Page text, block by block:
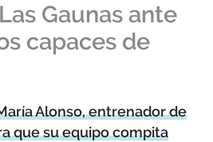
Gaunas ante
capaces de
Alonso, entrenador de
que su equipo compita